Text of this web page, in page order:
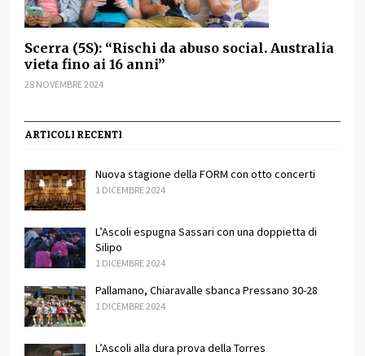
Scerra (5S): “Rischi da abuso social. Australia
vieta fino ai 16 anni”
28 NOVEMBRE 2024
ARTICOLI RECENTI
Nuova stagione della FORM con otto concerti
1 DICEMBRE 2024
L’Ascoli espugna Sassari con una doppietta di
Silipo
1 DICEMBRE 2024
Pallamano, Chiaravalle sbanca Pressano 30-28
1 DICEMBRE 2024
L’Ascoli alla dura prova della Torres